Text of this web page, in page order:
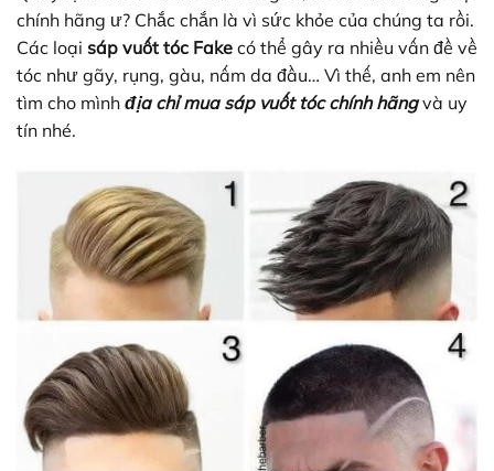
chính hãng ư? Chắc chắn là vì sức khỏe của chúng ta rồi.
Các loại sáp vuốt tóc Fake có thể gây ra nhiều vấn đề về
tóc như gãy, rụng, gàu, nấm da đầu… Vì thế, anh em nên
tìm cho mình địa chỉ mua sáp vuốt tóc chính hãngvà uy
tín nhé.